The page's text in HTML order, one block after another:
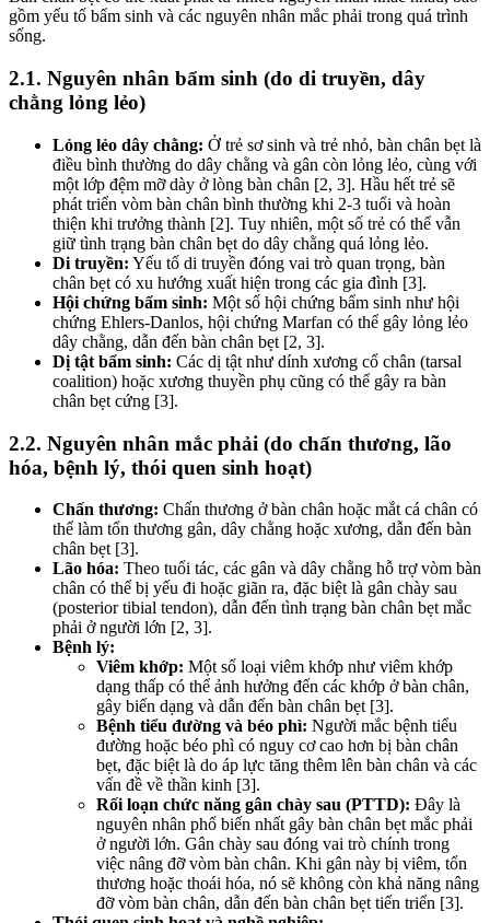
gồm yếu tố bẩm sinh và các nguyên nhân mắc phải trong quá trình
sống.
2.1. Nguyên nhân bẩm sinh (do di truyền, dây
chằng lỏng lẻo)
Lỏng lẻo dây chằng: Ở trẻ sơ sinh và trẻ nhỏ, bàn chân bẹt là
điều bình thường do dây chằng và gân còn lỏng lẻo, cùng với
một lớp đệm mỡ dày ở lòng bàn chân [2, 3]. Hầu hết trẻ sẽ
phát triển vòm bàn chân bình thường khi 2-3 tuổi và hoàn
thiện khi trưởng thành [2]. Tuy nhiên, một số trẻ có thể vẫn
giữ tình trạng bàn chân bẹt do dây chằng quá lỏng lẻo.
Di truyền: Yếu tố di truyền đóng vai trò quan trọng, bàn
chân bẹt có xu hướng xuất hiện trong các gia đình [3].
Hội chứng bẩm sinh: Một số hội chứng bẩm sinh như hội
chứng Ehlers-Danlos, hội chứng Marfan có thể gây lỏng lẻo
dây chằng, dẫn đến bàn chân bẹt [2, 3].
Dị tật bẩm sinh: Các dị tật như dính xương cổ chân (tarsal
coalition) hoặc xương thuyền phụ cũng có thể gây ra bàn
chân bẹt cứng [3].
2.2. Nguyên nhân mắc phải (do chấn thương, lão
hóa, bệnh lý, thói quen sinh hoạt)
Chấn thương: Chấn thương ở bàn chân hoặc mắt cá chân có
thể làm tổn thương gân, dây chằng hoặc xương, dẫn đến bàn
chân bẹt [3].
Lão hóa: Theo tuổi tác, các gân và dây chằng hỗ trợ vòm bàn
chân có thể bị yếu đi hoặc giãn ra, đặc biệt là gân chày sau
(posterior tibial tendon), dẫn đến tình trạng bàn chân bẹt mắc
phải ở người lớn [2, 3].
Bệnh lý:
Viêm khớp: Một số loại viêm khớp như viêm khớp
dạng thấp có thể ảnh hưởng đến các khớp ở bàn chân,
gây biến dạng và dẫn đến bàn chân bẹt [3].
Bệnh tiểu đường và béo phì: Người mắc bệnh tiểu
đường hoặc béo phì có nguy cơ cao hơn bị bàn chân
bẹt, đặc biệt là do áp lực tăng thêm lên bàn chân và các
vấn đề về thần kinh [3].
Rối loạn chức năng gân chày sau (PTTD): Đây là
nguyên nhân phổ biến nhất gây bàn chân bẹt mắc phải
ở người lớn. Gân chày sau đóng vai trò chính trong
việc nâng đỡ vòm bàn chân. Khi gân này bị viêm, tổn
thương hoặc thoái hóa, nó sẽ không còn khả năng nâng
đỡ vòm bàn chân, dẫn đến bàn chân bẹt tiến triển [3].